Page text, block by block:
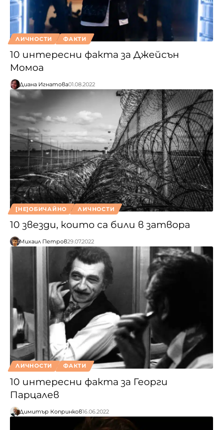
ЛИЧНОСТИ ФАКТИ
10 интересни факта за Джейсън
Момоа
Диана Игнатова01.08.2022
[НЕ]ОБИЧАЙНО ЛИЧНОСТИ
10 звезди, които са били в затвора
Михаил Петров29.07.2022
ЛИЧНОСТИ ФАКТИ
10 интересни факта за Георги
Парцалев
Димитър Копринков16.06.2022